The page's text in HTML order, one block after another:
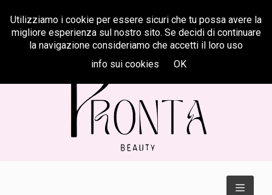
Centralino 347 622 31 33
Utilizziamo i cookie per essere sicuri che tu possa avere la
migliore esperienza sul nostro sito. Se decidi di continuare
la navigazione consideriamo che accetti il loro uso
info sui cookies
OK